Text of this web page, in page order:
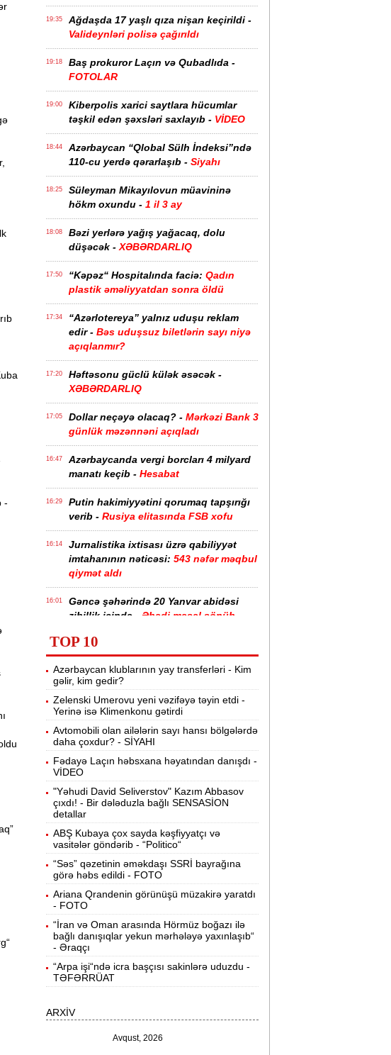
-
19:35
Ağdaşda 17 yaşlı qıza nişan keçirildi -
Valideynləri polisə çağırıldı
19:18
Baş prokuror Laçın və Qubadlıda -
FOTOLAR
19:00
Kiberpolis xarici saytlara hücumlar
təşkil edən şəxsləri saxlayıb - VİDEO
18:44
Azərbaycan “Qlobal Sülh İndeksi”ndə
110-cu yerdə qərarlaşıb - Siyahı
18:25
Süleyman Mikayılovun müavininə
hökm oxundu - 1 il 3 ay
18:08
Bəzi yerlərə yağış yağacaq, dolu
düşəcək - XƏBƏRDARLIQ
17:50 “Kəpəz“ Hospitalında faciə: Qadın
plastik əməliyyatdan sonra öldü
17:34
“Azərlotereya” yalnız uduşu reklam
edir - Bəs uduşsuz biletlərin sayı niyə
açıqlanmır?
17:20
Həftəsonu güclü külək əsəcək -
XƏBƏRDARLIQ
17:05 Dollar neçəyə olacaq? - Mərkəzi Bank 3
günlük məzənnəni açıqladı
16:47
Azərbaycanda vergi borcları 4 milyard
manatı keçib - Hesabat
16:29
Putin hakimiyyətini qorumaq tapşırığı
verib - Rusiya elitasında FSB xofu
16:14
Jurnalistika ixtisası üzrə qabiliyyət
imtahanının nəticəsi: 543 nəfər məqbul
qiymət aldı
16:01
Gəncə şəhərində 20 Yanvar abidəsi
zibillik içində - Əbədi məşəl sönüb
15:45
Pakistan, Səudiyyə Ərəbistanı və
Türkiyə saziş imzalayıb -Birgə müdafiə
haqqında
15:28
“Tarqovı”dakı yanğın məhdudlaşdırıldı
-VİDEOLAR
15:13
Velosipedlər Azərbaycana hansı
ölkələrdən və neçəyə gətirilib -
Pərvin Abıyeva son görünüşü diqqət
çəkdi -
14:43
Bakıda 70 min manatlıq naqil
oğurlayan şəxs tutuldu -VİDEO
14:26
Samir Şərifova yeni vəzifə verildi -
Prezident Sərəncam imzaladı
14:11 Tovuzda qadın qətlə yetirildi -Şübhəli
qardaşı oğludur
13:56 39 dərəcə isti olacaq -Sabaha olan
hava proqnozu
13:40
Prezident bu səfirlərin yerini dəyişdi -
TOP 10
Azərbaycan klublarının yay transferləri - Kim
gəlir, kim gedir?
Zelenski Umerovu yeni vəzifəyə təyin etdi -
Yerinə isə Klimenkonu gətirdi
Avtomobili olan ailələrin sayı hansı bölgələrdə
daha çoxdur? - SİYAHI
Fədayə Laçın həbsxana həyatından danışdı -
VİDEO
"Yəhudi David Seliverstov" Kazım Abbasov
çıxdı! - Bir dələduzla bağlı SENSASİON
detallar
ABŞ Kubaya çox sayda kəşfiyyatçı və
vasitələr göndərib - “Politico“
“Səs” qəzetinin əməkdaşı SSRİ bayrağına
görə həbs edildi - FOTO
Ariana Qrandenin görünüşü müzakirə yaratdı
- FOTO
“İran və Oman arasında Hörmüz boğazı ilə
bağlı danışıqlar yekun mərhələyə yaxınlaşıb“
- Əraqçı
“Arpa işi“ndə icra başçısı sakinlərə uduzdu -
TƏFƏRRÜAT
ARXİV
Avqust, 2026